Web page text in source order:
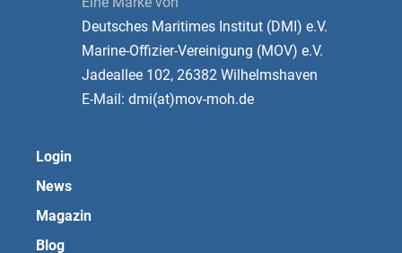
Deutsches Maritimes Institut (DMI) e.V.
Marine-Offizier-Vereinigung (MOV) e.V.
Jadeallee 102, 26382 Wilhelmshaven
E-Mail: dmi(at)mov-moh.de
Login
News
Magazin
Blog